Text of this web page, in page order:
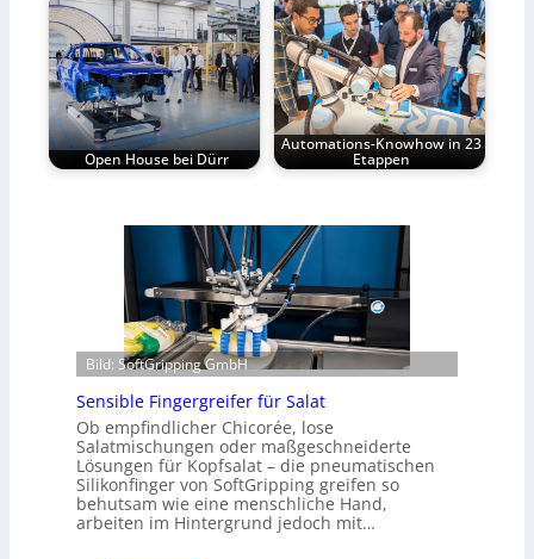
Open House bei Dürr
Automations-Knowhow in 23
Etappen
Bild: SoftGripping GmbH
Sensible Fingergreifer für Salat
Ob empfindlicher Chicorée, lose
Salatmischungen oder maßgeschneiderte
Lösungen für Kopfsalat – die pneumatischen
Silikonfinger von SoftGripping greifen so
behutsam wie eine menschliche Hand,
arbeiten im Hintergrund jedoch mit…